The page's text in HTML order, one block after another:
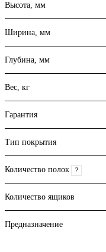
Высота, мм
Ширина, мм
Глубина, мм
Вес, кг
Гарантия
Тип покрытия
Количество полок ?
Количество ящиков
Предназначение